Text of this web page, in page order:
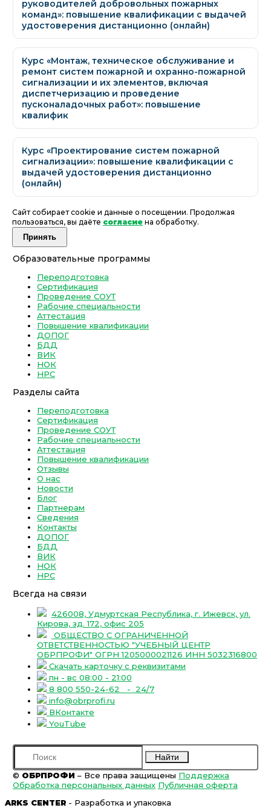
руководителей добровольных пожарных
команд»: повышение квалификации с выдачей
удостоверения дистанционно (онлайн)
Курс «Монтаж, техническое обслуживание и
ремонт систем пожарной и охранно-пожарной
сигнализации и их элементов, включая
диспетчеризацию и проведение
пусконаладочных работ»: повышение
квалифик
Курс «Проектирование систем пожарной
сигнализации»: повышение квалификации с
выдачей удостоверения дистанционно
(онлайн)
Сайт собирает cookie и данные о посещении. Продолжая
пользоваться, вы даёте согласие на обработку.
Принять
Образовательные программы
Переподготовка
Сертификация
Проведение СОУТ
Рабочие специальности
Аттестация
Повышение квалификации
ДОПОГ
БДД
ВИК
НОК
НРС
Разделы сайта
Переподготовка
Сертификация
Проведение СОУТ
Рабочие специальности
Аттестация
Повышение квалификации
Отзывы
О нас
Новости
Блог
Партнерам
Сведения
Контакты
ДОПОГ
БДД
ВИК
НОК
НРС
Всегда на связи
426008, Удмуртская Республика, г. Ижевск, ул.
Кирова, зд. 172, офис 205
ОБЩЕСТВО С ОГРАНИЧЕННОЙ
ОТВЕТСТВЕННОСТЬЮ "УЧЕБНЫЙ ЦЕНТР
ОБРПРОФИ" ОГРН 1205000021126 ИНН 5032316800
Скачать карточку с реквизитами
пн - вс 08:00 - 21:00
8 800 550-24-62
- 24/7
info@obrprofi.ru
ВКонтакте
YouTube
Найти
© ОБРПРОФИ – Все права защищены Поддержка
Обработка персональных данных Публичная оферта
ARKS CENTER - Разработка и упаковка